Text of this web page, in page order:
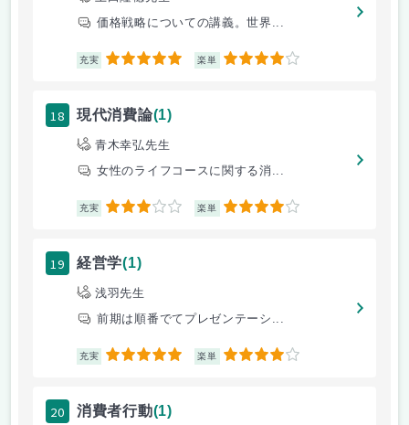
価格戦略についての講義。世界...
充実 5 楽単 4
18 現代消費論(1)
青木幸弘先生
女性のライフコースに関する消...
充実 3 楽単 4
19 経営学(1)
浅羽先生
前期は順番でてプレゼンテーシ...
充実 5 楽単 4
20 消費者行動(1)